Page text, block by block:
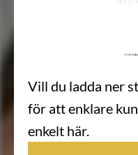
Vill du ladda ner
för att enklare
enkelt här.